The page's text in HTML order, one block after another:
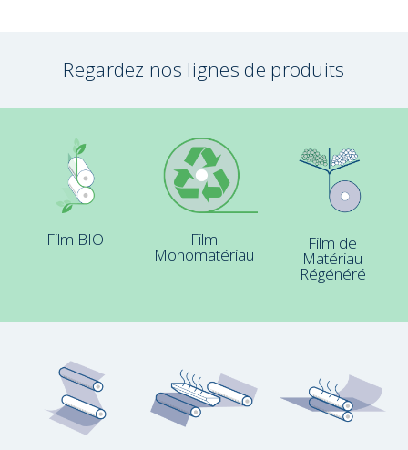
Regardez nos lignes de produits
Film BIO Film
Monomatériau
Film de
Matériau
Régénéré